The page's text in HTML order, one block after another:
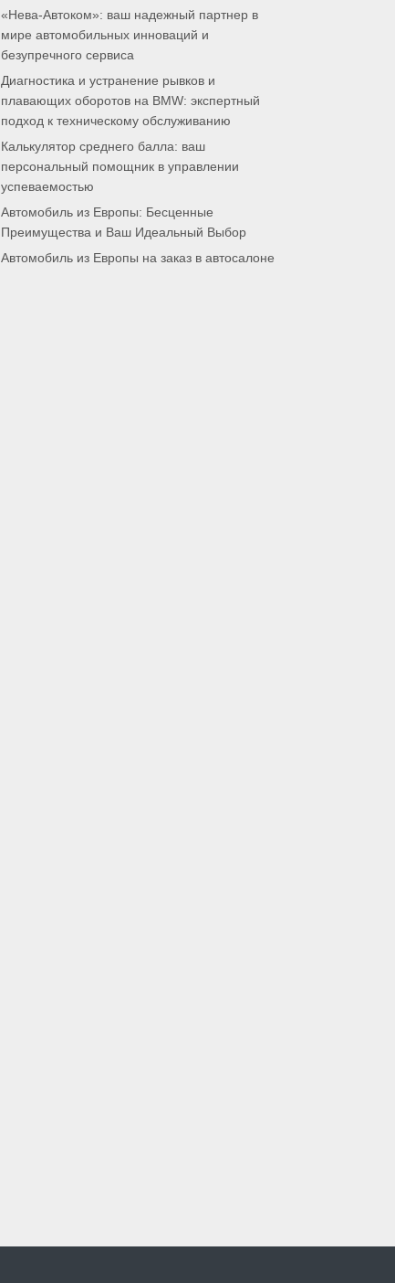
«Нева-Автоком»: ваш надежный партнер в
мире автомобильных инноваций и
безупречного сервиса
Диагностика и устранение рывков и
плавающих оборотов на BMW: экспертный
подход к техническому обслуживанию
Калькулятор среднего балла: ваш
персональный помощник в управлении
успеваемостью
Автомобиль из Европы: Бесценные
Преимущества и Ваш Идеальный Выбор
Автомобиль из Европы на заказ в автосалоне